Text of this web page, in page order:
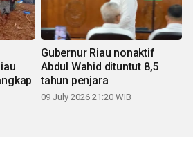
Gubernur Riau nonaktif
Abdul Wahid dituntut 8,5
tahun penjara
09 July 2026 21:20 WIB